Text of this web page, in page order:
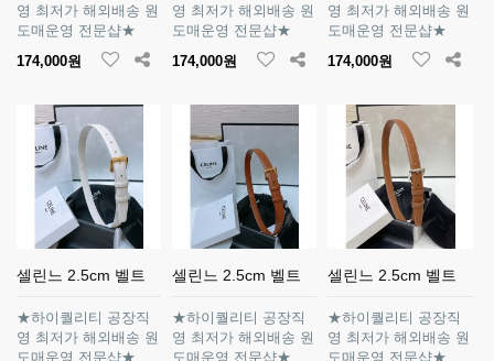
영 최저가 해외배송 원
도매운영 전문샵★
174,000원
영 최저가 해외배송 원
도매운영 전문샵★
174,000원
영 최저가 해외배송 원
도매운영 전문샵★
174,000원
셀린느 2.5cm 벨트
★하이퀄리티 공장직
영 최저가 해외배송 원
도매운영 전문샵★
셀린느 2.5cm 벨트
★하이퀄리티 공장직
영 최저가 해외배송 원
도매운영 전문샵★
셀린느 2.5cm 벨트
★하이퀄리티 공장직
영 최저가 해외배송 원
도매운영 전문샵★